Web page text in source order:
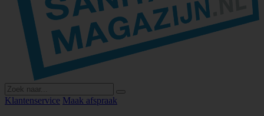
Klantenservice Maak afspraak